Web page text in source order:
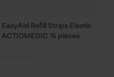
EasyAid Refill Strips Elastic
ACTIOMEDIC 15 pièces